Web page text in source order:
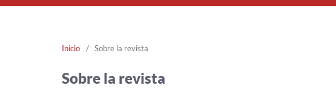
Inicio / Sobre la revista
Sobre la revista